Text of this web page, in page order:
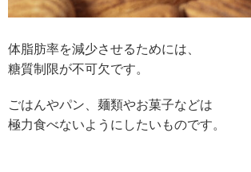
体脂肪率を減少させるためには、
糖質制限が不可欠です。
ごはんやパン、麺類やお菓子などは
極力食べないようにしたいものです。